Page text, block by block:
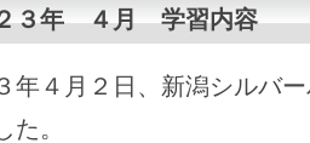
３年 ４月 学習内容
年４月２日、新潟シルバ
た。